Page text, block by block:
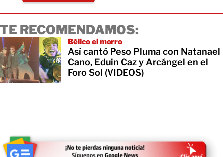
TE RECOMENDAMOS:
Bélico el morro
Así cantó Peso Pluma con Natanael
Cano, Eduin Caz y Arcángel en el
Foro Sol (VIDEOS)